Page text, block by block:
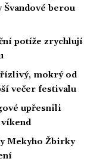
Švandové berou
potíže zrychlují
mokrý od
večer festivalu
upřesnili
víkend
Mekyho Žbirky